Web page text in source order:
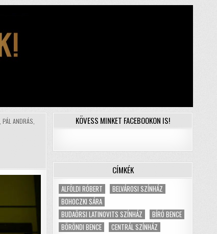
PÁL ANDRÁS KÖVESS MINKET FACEBOOKON IS!
CÍMKÉK
ALFÖLDI RÓBERT
BELVÁROSI SZÍNHÁZ
BOHOCZKI SÁRA
BUDAÖRSI LATINOVITS SZÍNHÁZ
BÍRÓ BENCE
BÖRÖNDI BENCE
CENTRÁL SZÍNHÁZ